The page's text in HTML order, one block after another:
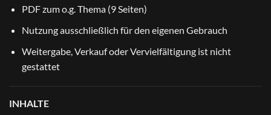
PDF zum o.g. Thema (9 Seiten)
Nutzung ausschließlich für den eigenen Gebrauch
Weitergabe, Verkauf oder Vervielfältigung ist nicht
gestattet
INHALTE